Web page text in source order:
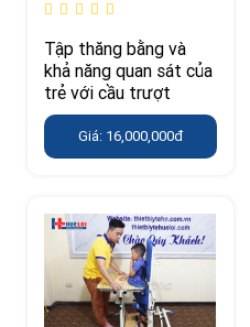
Tập thăng bằng và
khả năng quan sát của
trẻ với cầu trượt
Giá: 16,000,000đ